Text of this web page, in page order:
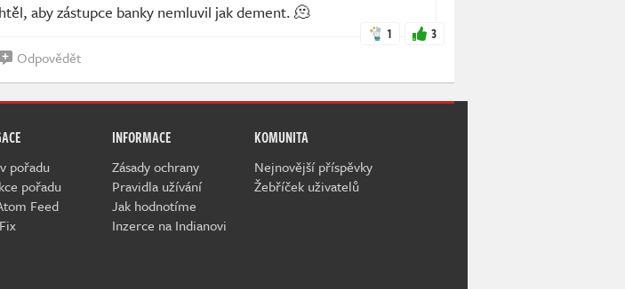
aby zástupce banky nemluvil jak dement. 🫠
1 3
Odpovědět
pořadu
pořadu
Feed
INFORMACE
Zásady ochrany
Pravidla užívání
Jak hodnotíme
Inzerce na Indianovi
KOMUNITA
Nejnovější příspěvky
Žebříček uživatelů